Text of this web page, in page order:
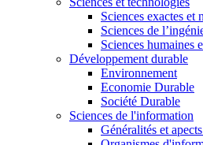
Sciences exactes et
Sciences de
Sciences humaines
Développement durable
Environnement
Economie Durable
Société Durable
Sciences de l'information
Généralités et